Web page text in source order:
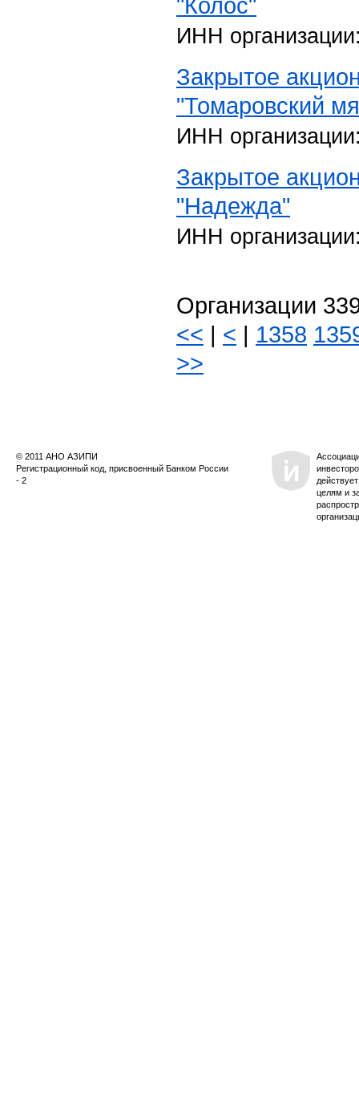
ИНН
Закрытое
"Томаровский
ИНН
Закрытое
"Надежда"
ИНН
Организации
<< | < | 1358
>>
© 2011 АНО АЗИПИ
Регистрационный код, присвоенный Банком России
- 2
целям и